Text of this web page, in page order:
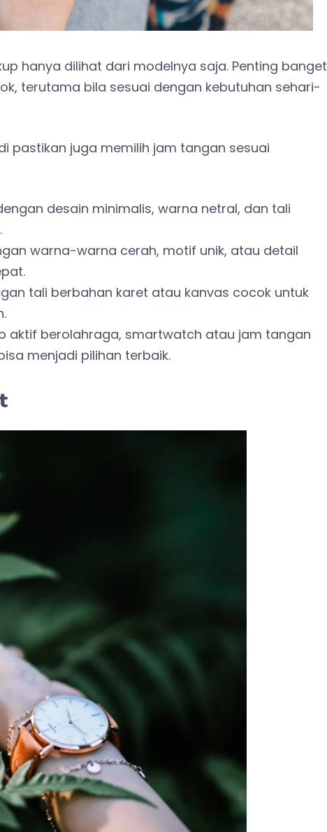
hanya dilihat dari modelnya saja. Penting banget
terutama bila sesuai dengan kebutuhan sehari-
pastikan juga memilih jam tangan sesuai
desain minimalis, warna netral, dan tali
warna-warna cerah, motif unik, atau detail
tali berbahan karet atau kanvas cocok untuk
aktif berolahraga, smartwatch atau jam tangan
menjadi pilihan terbaik.